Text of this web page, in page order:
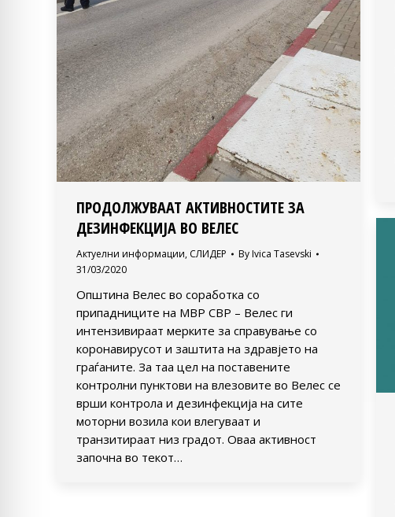
ПРОДОЛЖУВААТ АКТИВНОСТИТЕ ЗА
ДЕЗИНФЕКЦИЈА ВО ВЕЛЕС
Актуелни информации, СЛИДЕР By Ivica Tasevski
31/03/2020
Општина Велес во соработка со
припадниците на МВР СВР – Велес ги
интензивираат мерките за справување со
коронавирусот и заштита на здравјето на
граѓаните. За таа цел на поставените
контролни пунктови на влезовите во Велес се
врши контрола и дезинфекција на сите
моторни возила кои влегуваат и
транзитираат низ градот. Оваа активност
започна во текот…